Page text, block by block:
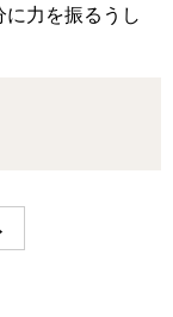
力を振るうし